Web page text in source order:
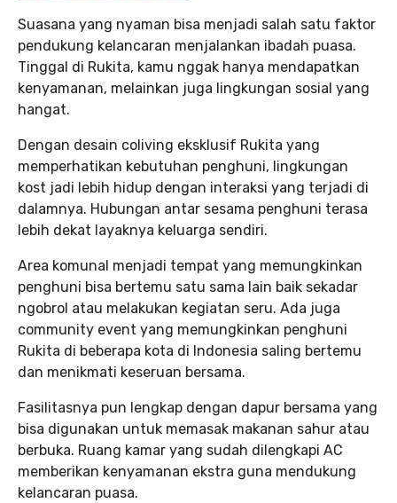
Suasana yang nyaman bisa menjadi salah satu faktor
pendukung kelancaran menjalankan ibadah puasa.
Tinggal di Rukita, kamu nggak hanya mendapatkan
kenyamanan, melainkan juga lingkungan sosial yang
hangat.
Dengan desain coliving eksklusif Rukita yang
memperhatikan kebutuhan penghuni, lingkungan
kost jadi lebih hidup dengan interaksi yang terjadi di
dalamnya. Hubungan antar sesama penghuni terasa
lebih dekat layaknya keluarga sendiri.
Area komunal menjadi tempat yang memungkinkan
penghuni bisa bertemu satu sama lain baik sekadar
ngobrol atau melakukan kegiatan seru. Ada juga
community event yang memungkinkan penghuni
Rukita di beberapa kota di Indonesia saling bertemu
dan menikmati keseruan bersama.
Fasilitasnya pun lengkap dengan dapur bersama yang
bisa digunakan untuk memasak makanan sahur atau
berbuka. Ruang kamar yang sudah dilengkapi AC
memberikan kenyamanan ekstra guna mendukung
kelancaran puasa.